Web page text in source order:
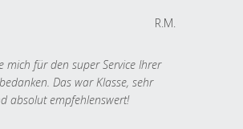
R.M.
mich für den super Service Ihrer
Das war Klasse, sehr
absolut empfehlenswert!